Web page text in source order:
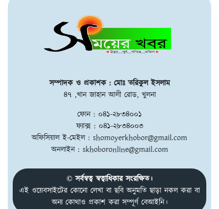
সম্পাদক ও প্রকাশক : মোঃ তরিকুল ইসলাম
৪৭ ,খান জাহান আলী রোড, খুলনা
ফোন : ০৪১-২৮৩৪০০১
ফ্যাক্স : ০৪১-২৮৩৪০০৩
অফিসিয়াল ই-মেইল : shomoyerkhobor@gmail.com
অনলাইন : skhoboronline@gmail.com
© সর্বস্বত্ব স্বত্বাধিকার সংরক্ষিত।
এই ওয়েবসাইটের কোনো লেখা বা ছবি অনুমতি ছাড়া নকল করা বা
অন্য কোথাও প্রকাশ করা সম্পূর্ণ বেআইনি।